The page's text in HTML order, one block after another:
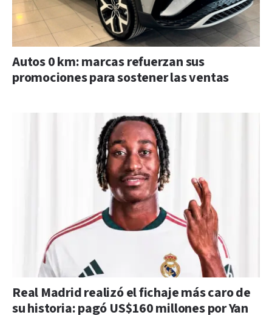
Autos 0 km: marcas refuerzan sus
promociones para sostener las ventas
Real Madrid realizó el fichaje más caro de
su historia: pagó US$160 millones por Yan